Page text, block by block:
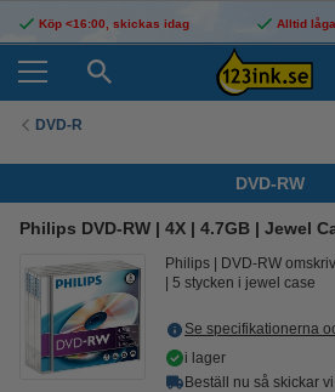
Köp <16:00, skickas idag Alltid
DVD-R
DVD-RW
Philips DVD-RW | 4X | 4.7GB | Jewel
Philips DVD-RW
5 stycken i jewel case
Se specifikationerna
i lager
Beställ nu så skickar